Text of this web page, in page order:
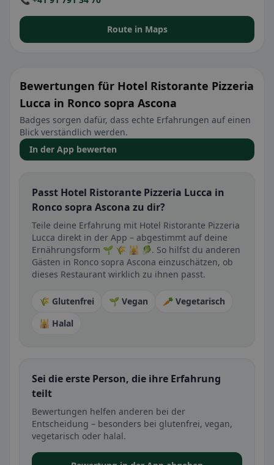
Route in Maps
Bewertungen für Hotel Ristorante Pizzeria
Lucca in Ronco sopra Ascona
Badges sorgen dafür, dass echte Erfahrungen auf einen
Blick verständlich werden.
In der App bewerten
Passt Hotel Ristorante Pizzeria Lucca in
Ronco sopra Ascona zu dir?
Teile deine Erfahrung mit Hotel Ristorante Pizzeria
Lucca direkt in der App – abgestimmt auf deine
Ernährungsform 🌱 🌾 🕌 🥬. So hilfst du anderen
Gästen in Ronco sopra Ascona einzuschätzen, ob
dieses Restaurant wirklich zu ihnen passt.
🌾 Glutenfrei 🌱 Vegan
🥕 Vegetarisch
🕌 Halal
Sei die erste Person, die ihre Erfahrung
teilt
Bewertungen helfen anderen bei der
Entscheidung – besonders bei glutenfrei, vegan,
vegetarisch oder halal.